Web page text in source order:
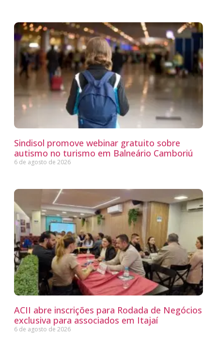
Sindisol promove webinar gratuito sobre
autismo no turismo em Balneário Camboriú
6 de agosto de 2026
ACII abre inscrições para Rodada de Negócios
exclusiva para associados em Itajaí
6 de agosto de 2026